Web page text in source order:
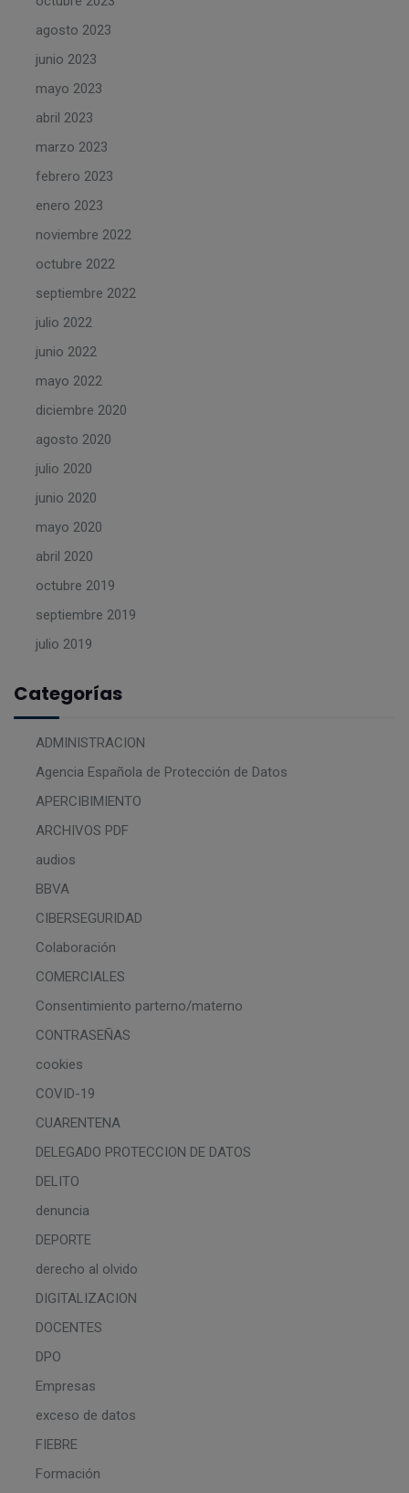
agosto 2023
junio 2023
mayo 2023
abril 2023
marzo 2023
febrero 2023
enero 2023
noviembre 2022
octubre 2022
septiembre 2022
julio 2022
junio 2022
mayo 2022
diciembre 2020
agosto 2020
julio 2020
junio 2020
mayo 2020
abril 2020
octubre 2019
septiembre 2019
julio 2019
Categorías
ADMINISTRACION
Agencia Española de Protección de Datos
APERCIBIMIENTO
ARCHIVOS PDF
audios
BBVA
CIBERSEGURIDAD
Colaboración
COMERCIALES
Consentimiento parterno/materno
CONTRASEÑAS
cookies
COVID-19
CUARENTENA
DELEGADO PROTECCION DE DATOS
DELITO
denuncia
DEPORTE
derecho al olvido
DIGITALIZACION
DOCENTES
DPO
Empresas
exceso de datos
FIEBRE
Formación